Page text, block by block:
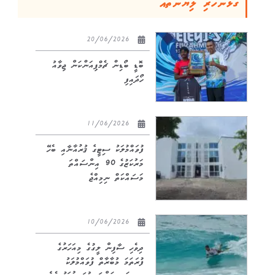
ބޮޑީ ބޯޑިން ޗެމްޕިއަންކަން ޖިވާއު
ހޯދައިފި
ފުވައްމުލަކު ސިޓީގެ ޤުރުއާނާއި ބެހޭ
މަރުކަޒުގެ 90 އިންސައްތަ
މަސައްކަތް ނިމިއްޖެ
ދިވެހި ސާފިން ލީގުގެ މިއަހަރުގެ
ފުރަތަމަ މުބާރާތް ފުވައްމުލަކު